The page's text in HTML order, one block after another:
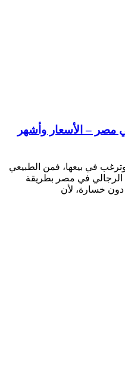
– الأسعار وأشهر
في بيعها، فمن الطبيعي
في مصر بطريقة
خسارة، لأن